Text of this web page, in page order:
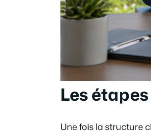
Les
Une fois la structure